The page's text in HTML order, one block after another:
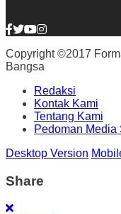
Copyright ©2017
Bangsa
Redaksi
Kontak Kami
Tentang Kami
Pedoman Media
Desktop Version
Share